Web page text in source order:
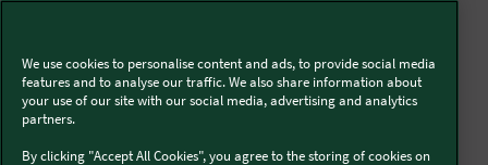
Thermomix®
We use cookies to personalise content and ads, to provide social media
features and to analyse our traffic. We also share information about
your use of our site with our social media, advertising and analytics
partners.
By clicking "Accept All Cookies", you agree to the storing of cookies on